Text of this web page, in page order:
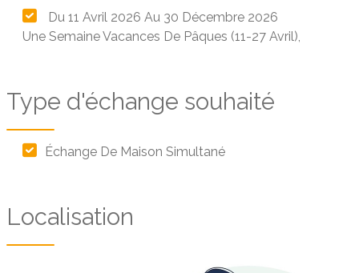
Du 11 Avril 2026 Au 30 Décembre 2026
Une Semaine Vacances De Pâques (11-27 Avril),
Type d'échange souhaité
Échange De Maison Simultané
Localisation